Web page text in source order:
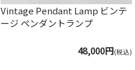
Vintage Pendant Lamp ビンテ
ージ ペンダントランプ
48,000円(税込)